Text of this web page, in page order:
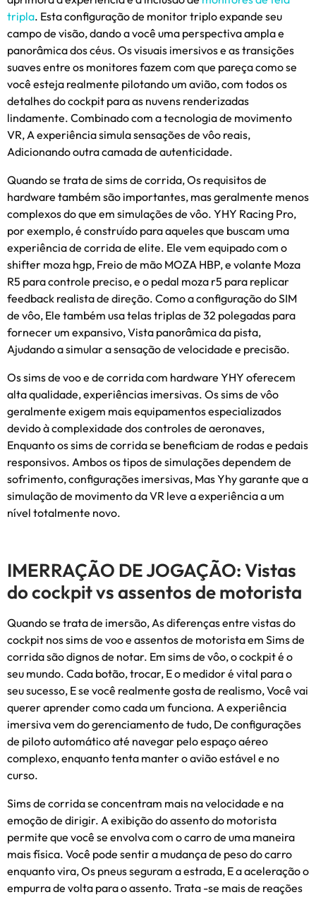
tripla. Esta configuração de monitor triplo expande seu
campo de visão, dando a você uma perspectiva ampla e
panorâmica dos céus. Os visuais imersivos e as transições
suaves entre os monitores fazem com que pareça como se
você esteja realmente pilotando um avião, com todos os
detalhes do cockpit para as nuvens renderizadas
lindamente. Combinado com a tecnologia de movimento
VR, A experiência simula sensações de vôo reais,
Adicionando outra camada de autenticidade.
Quando se trata de sims de corrida, Os requisitos de
hardware também são importantes, mas geralmente menos
complexos do que em simulações de vôo. YHY Racing Pro,
por exemplo, é construído para aqueles que buscam uma
experiência de corrida de elite. Ele vem equipado com o
shifter moza hgp, Freio de mão MOZA HBP, e volante Moza
R5 para controle preciso, e o pedal moza r5 para replicar
feedback realista de direção. Como a configuração do SIM
de vôo, Ele também usa telas triplas de 32 polegadas para
fornecer um expansivo, Vista panorâmica da pista,
Ajudando a simular a sensação de velocidade e precisão.
Os sims de voo e de corrida com hardware YHY oferecem
alta qualidade, experiências imersivas. Os sims de vôo
geralmente exigem mais equipamentos especializados
devido à complexidade dos controles de aeronaves,
Enquanto os sims de corrida se beneficiam de rodas e pedais
responsivos. Ambos os tipos de simulações dependem de
sofrimento, configurações imersivas, Mas Yhy garante que a
simulação de movimento da VR leve a experiência a um
nível totalmente novo.
IMERRAÇÃO DE JOGAÇÃO: Vistas
do cockpit vs assentos de motorista
Quando se trata de imersão, As diferenças entre vistas do
cockpit nos sims de voo e assentos de motorista em Sims de
corrida são dignos de notar. Em sims de vôo, o cockpit é o
seu mundo. Cada botão, trocar, E o medidor é vital para o
seu sucesso, E se você realmente gosta de realismo, Você vai
querer aprender como cada um funciona. A experiência
imersiva vem do gerenciamento de tudo, De configurações
de piloto automático até navegar pelo espaço aéreo
complexo, enquanto tenta manter o avião estável e no
curso.
Sims de corrida se concentram mais na velocidade e na
emoção de dirigir. A exibição do assento do motorista
permite que você se envolva com o carro de uma maneira
mais física. Você pode sentir a mudança de peso do carro
enquanto vira, Os pneus seguram a estrada, E a aceleração o
empurra de volta para o assento. Trata -se mais de reações